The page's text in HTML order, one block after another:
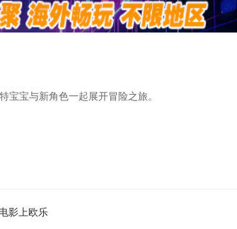
宝与新角色一起展开冒险之旅。
影上欧乐